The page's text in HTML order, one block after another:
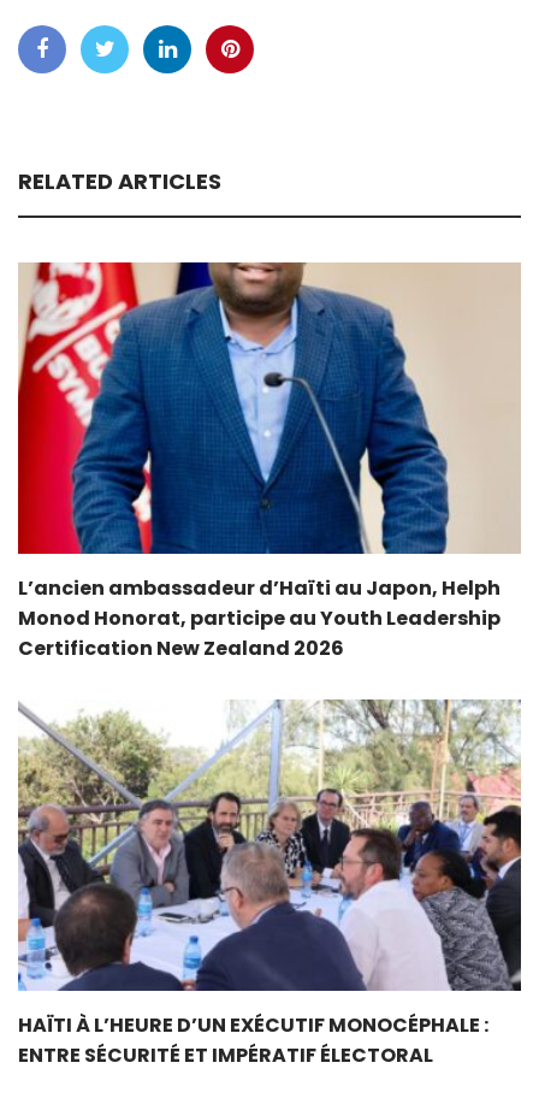
RELATED ARTICLES
L’ancien ambassadeur d’Haïti au Japon, Helph
Monod Honorat, participe au Youth Leadership
Certification New Zealand 2026
HAÏTI À L’HEURE D’UN EXÉCUTIF MONOCÉPHALE :
ENTRE SÉCURITÉ ET IMPÉRATIF ÉLECTORAL